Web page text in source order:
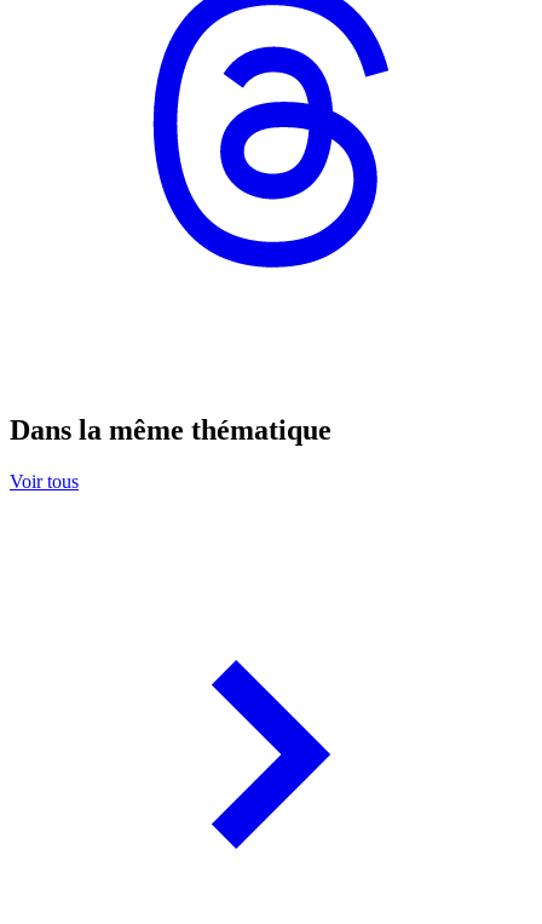
Dans la même thématique
Voir tous